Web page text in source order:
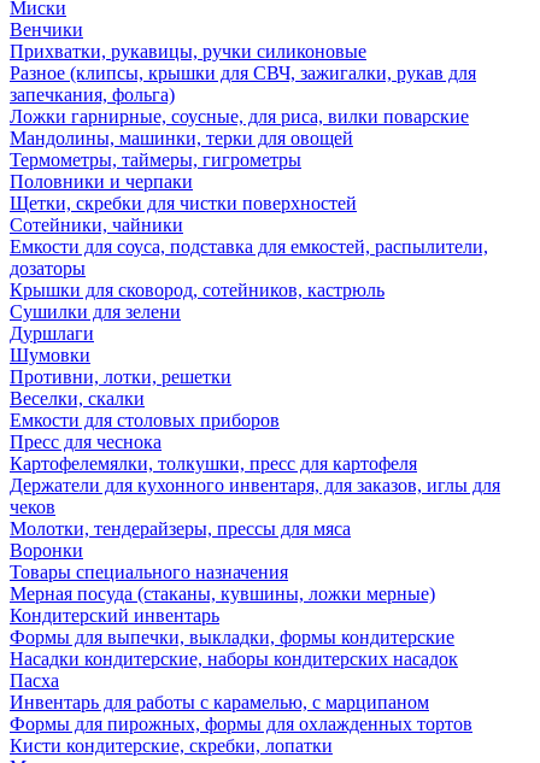
Миски
Венчики
Прихватки, рукавицы, ручки силиконовые
Разное (клипсы, крышки для СВЧ, зажигалки, рукав для
запечкания, фольга)
Ложки гарнирные, соусные, для риса, вилки поварские
Мандолины, машинки, терки для овощей
Термометры, таймеры, гигрометры
Половники и черпаки
Щетки, скребки для чистки поверхностей
Сотейники, чайники
Емкости для соуса, подставка для емкостей, распылители,
дозаторы
Крышки для сковород, сотейников, кастрюль
Сушилки для зелени
Дуршлаги
Шумовки
Противни, лотки, решетки
Веселки, скалки
Емкости для столовых приборов
Пресс для чеснока
Картофелемялки, толкушки, пресс для картофеля
Держатели для кухонного инвентаря, для заказов, иглы для
чеков
Молотки, тендерайзеры, прессы для мяса
Воронки
Товары специального назначения
Мерная посуда (стаканы, кувшины, ложки мерные)
Кондитерский инвентарь
Формы для выпечки, выкладки, формы кондитерские
Насадки кондитерские, наборы кондитерских насадок
Пасха
Инвентарь для работы с карамелью, с марципаном
Формы для пирожных, формы для охлажденных тортов
Кисти кондитерские, скребки, лопатки